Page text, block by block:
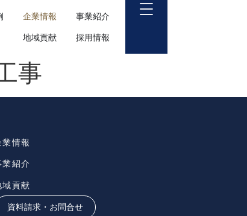
企業情報
事業紹介
地域貢献
採用情報
事
業情報
業紹介
域貢献
資料請求・お問合せ